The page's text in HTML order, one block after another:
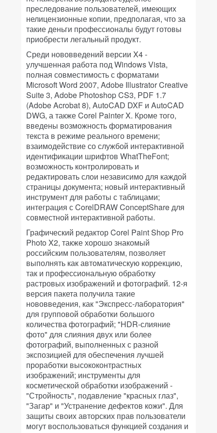
преследование пользователей, имеющих
нелицензионные копии, предполагая, что за
такие деньги профессионалы будут готовы
приобрести легальный продукт.
Среди нововведений версии X4 -
улучшенная работа под Windows Vista,
полная совместимость с форматами
Microsoft Word 2007, Adobe Illustrator Creative
Suite 3, Adobe Photoshop CS3, PDF 1.7
(Adobe Acrobat 8), AutoCAD DXF и AutoCAD
DWG, а также Corel Painter X. Кроме того,
введены возможность форматирования
текста в режиме реального времени;
взаимодействие со службой интерактивной
идентификации шрифтов WhatTheFont;
возможность контролировать и
редактировать слои независимо для каждой
страницы документа; новый интерактивный
инструмент для работы с таблицами;
интеграция с CorelDRAW ConceptShare для
совместной интерактивной работы.
Графический редактор Corel Paint Shop Pro
Photo X2, также хорошо знакомый
российским пользователям, позволяет
выполнять как автоматическую коррекцию,
так и профессиональную обработку
растровых изображений и фотографий. 12-я
версия пакета получила такие
нововведения, как "Экспресс-лаборатория"
для групповой обработки большого
количества фотографий; "HDR-слияние
фото" для слияния двух или более
фотографий, выполненных с разной
экспозицией для обеспечения лучшей
проработки высококонтрастных
изображений; инструменты для
косметической обработки изображений -
"Стройность", подавление "красных глаз",
"Загар" и "Устранение дефектов кожи". Для
защиты своих авторских прав пользователи
могут воспользоваться функцией создания и